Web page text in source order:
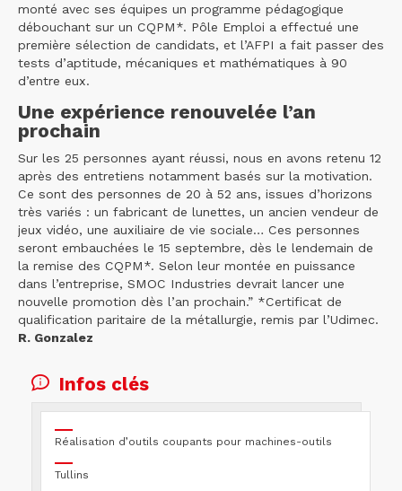
monté avec ses équipes un programme pédagogique
débouchant sur un CQPM*. Pôle Emploi a effectué une
première sélection de candidats, et l’AFPI a fait passer des
tests d’aptitude, mécaniques et mathématiques à 90
d’entre eux.
Une expérience renouvelée l’an
prochain
Sur les 25 personnes ayant réussi, nous en avons retenu 12
après des entretiens notamment basés sur la motivation.
Ce sont des personnes de 20 à 52 ans, issues d’horizons
très variés : un fabricant de lunettes, un ancien vendeur de
jeux vidéo, une auxiliaire de vie sociale… Ces personnes
seront embauchées le 15 septembre, dès le lendemain de
la remise des CQPM*. Selon leur montée en puissance
dans l’entreprise, SMOC Industries devrait lancer une
nouvelle promotion dès l’an prochain.” *Certificat de
qualification paritaire de la métallurgie, remis par l’Udimec.
R. Gonzalez
Infos clés
Réalisation d’outils coupants pour machines-outils
Tullins